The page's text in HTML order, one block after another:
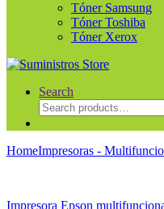
Tóner Samsung
Tóner Toshiba
Tóner Xerox
Search
Search
for:
HomeImpresoras -
Impresora Epson